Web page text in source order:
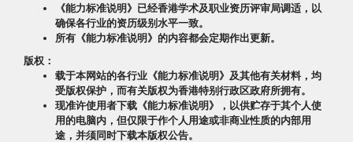
《能力标准说明》已经香港学术及职业资历评审局调适，以
确保各行业的资历级别水平一致。
所有《能力标准说明》的内容都会定期作出更新。
版权：
载于本网站的各行业《能力标准说明》及其他有关材料，均
受版权保护，而有关版权为香港特别行政区政府所拥有。
现准许使用者下载《能力标准说明》，以供贮存于其个人使
用的电脑内，但仅限于作个人用途或非商业性质的内部用
途，并须同时下载本版权公告。